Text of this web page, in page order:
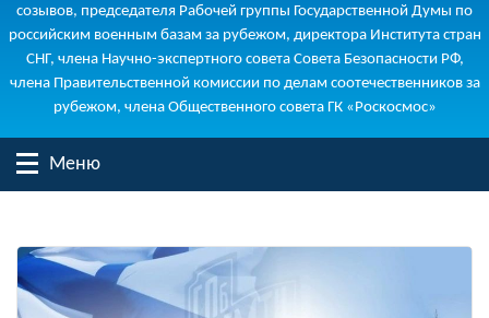
созывов, председателя Рабочей группы Государственной Думы по
российским военным базам за рубежом, директора Института стран
СНГ, члена Научно-экспертного совета Совета Безопасности РФ,
члена Правительственной комиссии по делам соотечественников за
рубежом, члена Общественного совета ГК «Роскосмос»
Меню